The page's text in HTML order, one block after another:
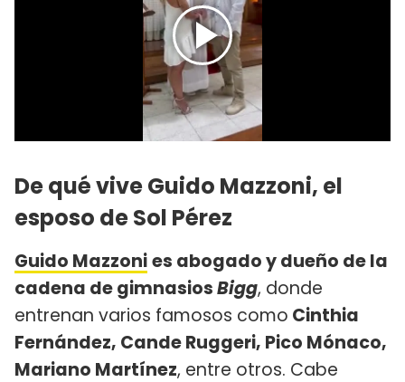
De qué vive Guido Mazzoni, el
esposo de Sol Pérez
Guido Mazzonies abogado y dueño de la
cadena de gimnasiosBigg, donde
entrenan varios famosos como Cinthia
Fernández, Cande Ruggeri, Pico Mónaco,
Mariano Martínez, entre otros. Cabe